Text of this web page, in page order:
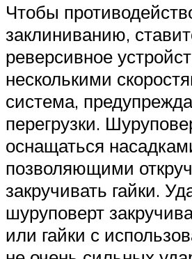
Чтобы
заклиниванию,
реверсивное
несколькими
система,
перегрузки.
оснащаться
позволяющими
закручивать гайки.
шуруповерт
или гайки с